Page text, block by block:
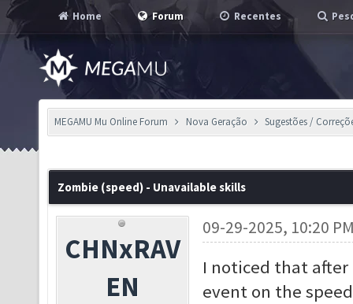
Home Forum Recentes
MEGAMU Mu Online Forum Nova Geração Sugestões /
Zombie (speed) - Unavailable skills
CHNxRAV
EN
09-29-2025, 10:20
I noticed that after
event on the